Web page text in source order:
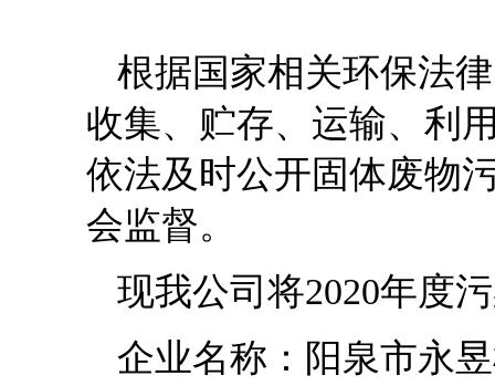
根据国家相关环保法
收集、贮存、运输、利
依法及时公开固体废物
会监督。
现我公司将2020年度
企业名称：阳泉市永